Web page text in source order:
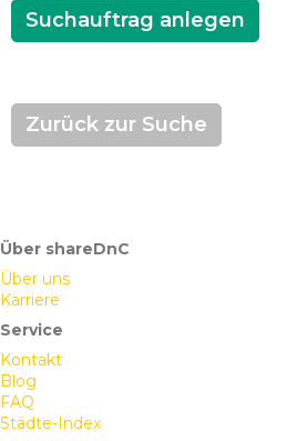
Suchauftrag anlegen
Zurück zur Suche
Über shareDnC
Über uns
Karriere
Service
Kontakt
Blog
FAQ
Städte-Index